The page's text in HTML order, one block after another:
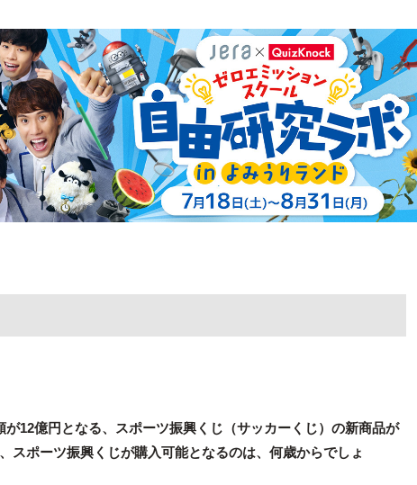
が12億円となる、スポーツ振興くじ（サッカーくじ）の新商品が
スポーツ振興くじが購入可能となるのは、何歳からでしょ